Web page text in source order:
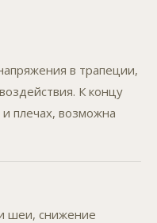
в трапеции,
К концу
плечах, возможна
шеи, снижение